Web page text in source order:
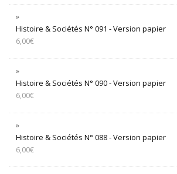
Histoire & Sociétés N° 091 - Version papier
6,00€
Histoire & Sociétés N° 090 - Version papier
6,00€
Histoire & Sociétés N° 088 - Version papier
6,00€